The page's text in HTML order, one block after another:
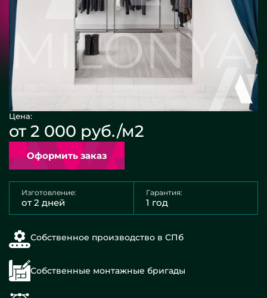
Цена:
от 2 000 руб./м2
Оформить заказ
Изготовление:
от 2 дней
Гарантия:
1 год
Собственное производство в СПб
Собственные монтажные бригады